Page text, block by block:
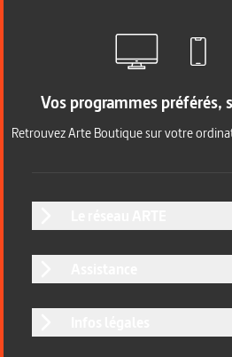
Vos programmes préférés,
Retrouvez Arte Boutique sur votre